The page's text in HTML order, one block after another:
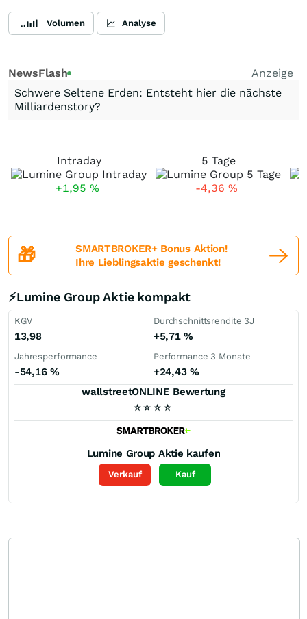
Volumen Analyse
NewsFlash
Anzeige
Schwere Seltene Erden: Entsteht hier die nächste
Milliardenstory?
Intraday
+1,95 %
5 Tage
-4,36 %
🎁
SMARTBROKER+ Bonus Aktion!
Ihre Lieblingsaktie geschenkt!
⚡Lumine Group Aktie kompakt
KGV
13,98
Durchschnittsrendite 3J
+5,71%
Jahresperformance
-54,16 %
Performance 3 Monate
+24,43 %
wallstreetONLINE Bewertung
⭐ ⭐ ⭐ ⭐
Lumine Group Aktie kaufen
Verkauf Kauf